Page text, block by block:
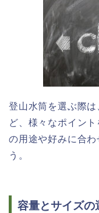
登山水筒を選ぶ際
ど、様々なポイン
の用途や好みに合
う。
容量とサイズの